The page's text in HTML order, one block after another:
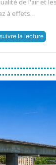
de l'air et
à effets…
la lecture